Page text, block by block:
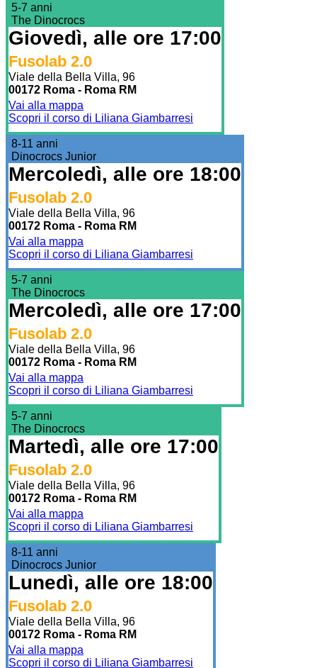
5-7 anni
The Dinocrocs
Giovedì, alle ore 17:00
Fusolab 2.0
Viale della Bella Villa, 96
00172 Roma - Roma RM
Vai alla mappa
Scopri il corso di Liliana Giambarresi
8-11 anni
Dinocrocs Junior
Mercoledì, alle ore 18:00
Fusolab 2.0
Viale della Bella Villa, 96
00172 Roma - Roma RM
Vai alla mappa
Scopri il corso di Liliana Giambarresi
5-7 anni
The Dinocrocs
Mercoledì, alle ore 17:00
Fusolab 2.0
Viale della Bella Villa, 96
00172 Roma - Roma RM
Vai alla mappa
Scopri il corso di Liliana Giambarresi
5-7 anni
The Dinocrocs
Martedì, alle ore 17:00
Fusolab 2.0
Viale della Bella Villa, 96
00172 Roma - Roma RM
Vai alla mappa
Scopri il corso di Liliana Giambarresi
8-11 anni
Dinocrocs Junior
Lunedì, alle ore 18:00
Fusolab 2.0
Viale della Bella Villa, 96
00172 Roma - Roma RM
Vai alla mappa
Scopri il corso di Liliana Giambarresi